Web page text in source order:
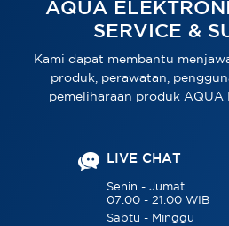
AQUA
SERVICE &
Kami dapat membantu
produk, perawatan,
pemeliharaan produk AQUA
LIVE CHAT
Senin - Jumat
07:00 - 21:00 WIB
Sabtu - Minggu